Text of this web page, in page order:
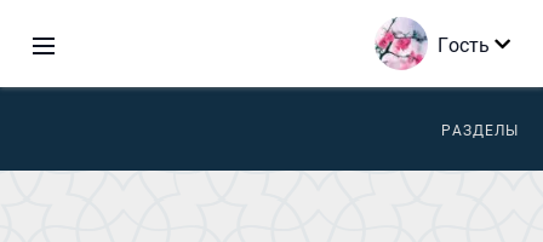
Гость
РАЗДЕЛЫ